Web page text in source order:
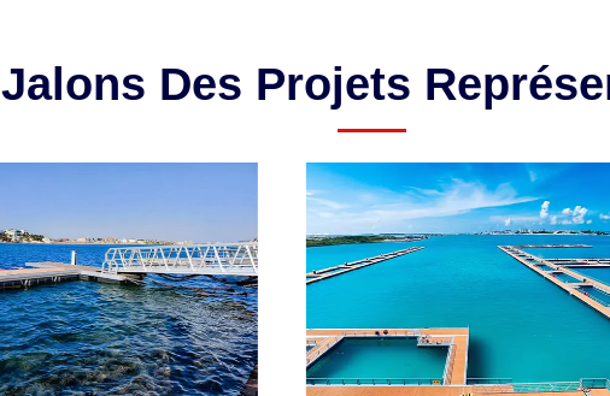
Jalons Des Projets